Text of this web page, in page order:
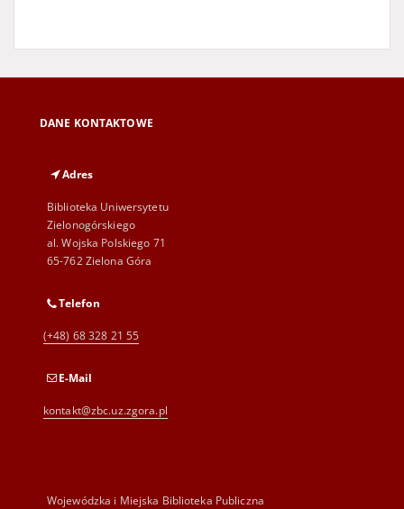
DANE KONTAKTOWE
Adres
Biblioteka Uniwersytetu
Zielonogórskiego
al. Wojska Polskiego 71
65-762 Zielona Góra
Telefon
(+48) 68 328 21 55
E-Mail
kontakt@zbc.uz.zgora.pl
Wojewódzka i Miejska Biblioteka Publiczna